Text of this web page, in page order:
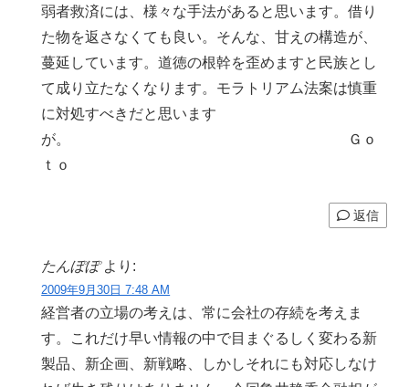
弱者救済には、様々な手法があると思います。借り
た物を返さなくても良い。そんな、甘えの構造が、
蔓延しています。道徳の根幹を歪めますと民族とし
て成り立たなくなります。モラトリアム法案は慎重
に対処すべきだと思います
が。 Ｇｏ
ｔｏ
返信
たんぽぽ より:
2009年9月30日 7:48 AM
経営者の立場の考えは、常に会社の存続を考えま
す。これだけ早い情報の中で目まぐるしく変わる新
製品、新企画、新戦略、しかしそれにも対応しなけ